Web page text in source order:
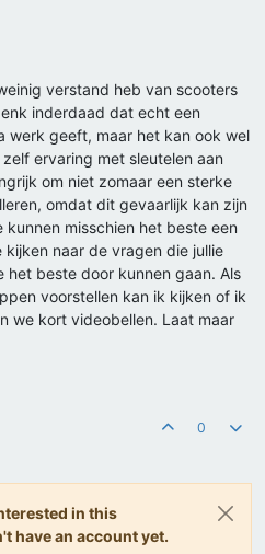
verstand heb van scooters
inderdaad dat echt een
werk geeft, maar het kan ook wel
ervaring met sleutelen aan
om niet zomaar een sterke
omdat dit gevaarlijk kan zijn
misschien het beste een
naar de vragen die jullie
het beste door kunnen gaan. Als
voorstellen kan ik kijken of ik
we kort videobellen. Laat maar
0
in this
have an account yet.